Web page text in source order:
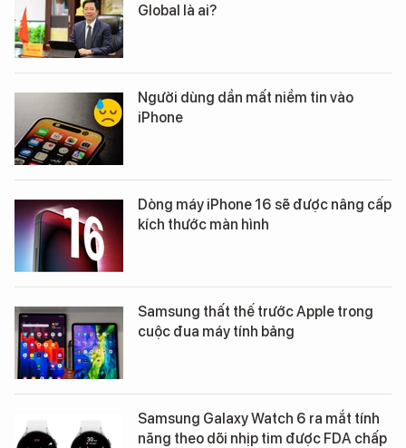
Global là ai?
Người dùng dần mất niềm tin vào
iPhone
Dòng máy iPhone 16 sẽ được nâng cấp
kích thước màn hình
Samsung thất thế trước Apple trong
cuộc đua máy tính bảng
Samsung Galaxy Watch 6 ra mắt tính
năng theo dõi nhịp tim được FDA chấp